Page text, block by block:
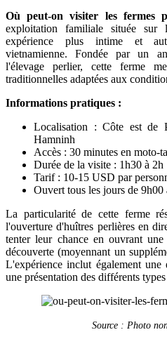
Où peut-on visiter les fermes
exploitation familiale située
expérience plus intime et
vietnamienne. Fondée par un
l'élevage perlier, cette ferme
traditionnelles adaptées aux
Informations pratiques :
Localisation : Côte est de
Hamninh
Accès : 30 minutes en moto-
Durée de la visite : 1h30 à 2h
Tarif : 10-15 USD par
Ouvert tous les jours de 9h00
La particularité de cette ferme
l'ouverture d'huîtres perlières en
tenter leur chance en ouvrant
découverte (moyennant un
L'expérience inclut également une
une présentation des différents
Source : Photo